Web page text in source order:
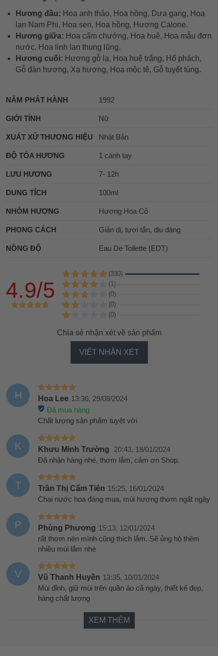
Hương đầu: Hoa anh thảo, Hoa hồng, Dưa gang, Hoa
lan Nam Phi, Hoa sen, Hoa hồng, Hương Calone.
Hương giữa: Hoa cẩm chướng, Hoa huệ, Hoa mẫu đơn
nước, Hoa linh lan thung lũng.
Hương cuối: Hương gỗ lạ, Hoa huệ trắng, Hổ phách,
Gỗ đàn hương, Xạ hương, Hoa mộc tê, Gỗ tuyết tùng.
NĂM PHÁT HÀNH 1992
GIỚI TÍNH Nữ
XUẤT XỨ THƯƠNG HIỆU Nhật Bản
ĐỘ TỎA HƯƠNG 1 cánh tay
LƯU HƯƠNG 7- 12h
DUNG TÍCH 100ml
NHÓM HƯƠNG Hương Hoa Cỏ
PHONG CÁCH Giản dị, tươi tắn, dịu dàng
NỒNG ĐỘ Eau De Toilette (EDT)
4.9/5
(330)
(1)
(0)
(0)
(0)
Chia sẻ nhận xét về sản phẩm
VIẾT NHẬN XÉT
H Hoa Lee 13:36, 29/08/2024
Đã mua hàng
Chất lượng sản phẩm tuyệt vời
K Khưu Minh Trường
20:43, 18/01/2024
Đã nhận hàng nhé, thơm lắm, cảm ơn Shop.
T Trần Thị Cẩm Tiên 15:25, 16/01/2024
Chai nước hoa đáng mua, mùi hương thơm ngất ngây
P Phùng Phương 15:13, 12/01/2024
rất thơm nên mình cũng thích lắm. Sẽ ủng hộ thêm
nhiều mùi lắm nhé
V Vũ Thanh Huyền 13:35, 10/01/2024
Mùi đỉnh, giữ mùi trên quần áo cả ngày, thiết kế đẹp,
hàng chất lượng
XEM THÊM